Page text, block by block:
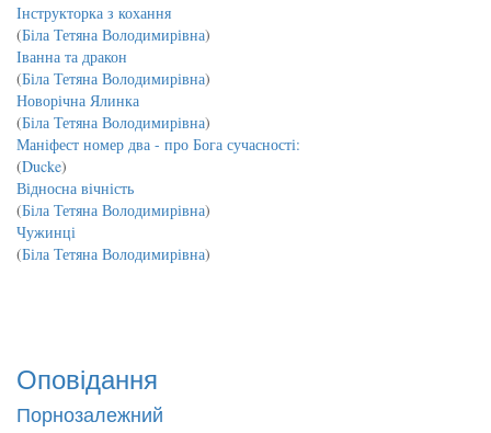
Інструкторка з кохання
(Біла Тетяна Володимирівна)
Іванна та дракон
(Біла Тетяна Володимирівна)
Новорічна Ялинка
(Біла Тетяна Володимирівна)
Маніфест номер два - про Бога сучасності:
(Ducke)
Відносна вічність
(Біла Тетяна Володимирівна)
Чужинці
(Біла Тетяна Володимирівна)
Оповідання
Порнозалежний